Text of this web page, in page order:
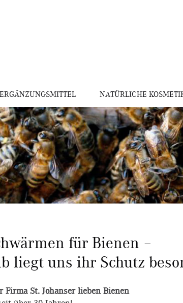
NATÜRLICHE
für Bienen –
liegt uns ihr Schutz
Firma St. Johanser lieben Bienen